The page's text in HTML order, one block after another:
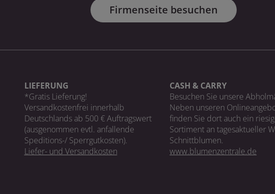
Firmenseite besuchen
LIEFERUNG
*Gratis Lieferung!
Versandkostenfrei innerhalb
Deutschlands ab 500 € Auftragswert
(ausgenommen evtl. anfallende
Speditions-/ Sperrgutkosten).
Liefer- und Versandkosten
CASH & CARRY
Besuchen Sie unsere
Neben unseren
finden Sie dort auch ein
Sortiment an tagesaktueller
Schnittblumen.
www.blumenzentrale.de